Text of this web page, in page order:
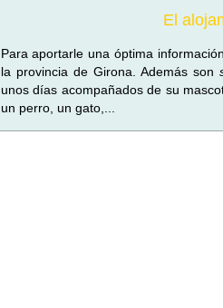
El
Para aportarle una óptima
la provincia de Girona. Además son
unos días acompañados de su
un perro, un gato,...